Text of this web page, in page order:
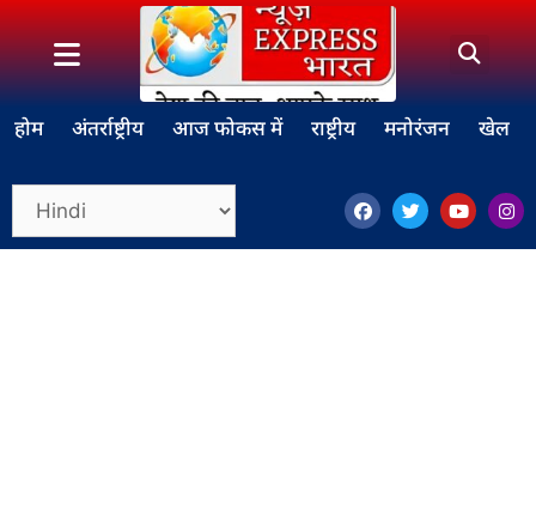
होम अंतर्राष्ट्रीय आज फोकस में राष्ट्रीय मनोरंजन खेल